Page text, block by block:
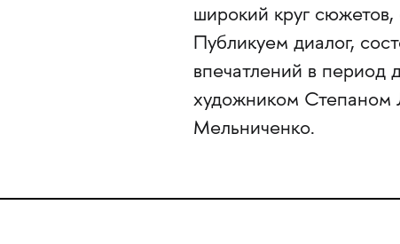
широкий круг сюжетов,
Публикуем диалог,
впечатлений в период
художником Степаном
Мельниченко.